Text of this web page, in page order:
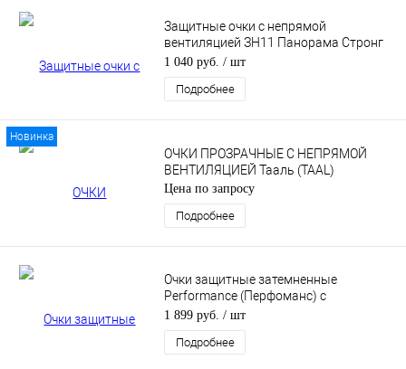
Защитные очки с непрямой
вентиляцией ЗН11 Панорама Стронг
Гласс (PANORAMA StrongGlass) (5PL)
1 040 руб. / шт
Подробнее
Новинка
ОЧКИ ПРОЗРАЧНЫЕ С НЕПРЯМОЙ
ВЕНТИЛЯЦИЕЙ Тааль (TAAL)
Цена по запросу
Подробнее
Очки защитные затемненные
Performance (Перфоманс) с
покрытием AS / AF (затемненные)
1 899 руб. / шт
Подробнее